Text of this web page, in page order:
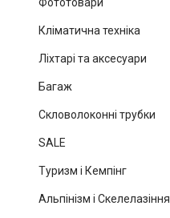
Кліматична техніка
Ліхтарі та аксесуари
Багаж
Скловолоконні трубки
SALE
Туризм і Кемпінг
Альпінізм і Скелелазіння